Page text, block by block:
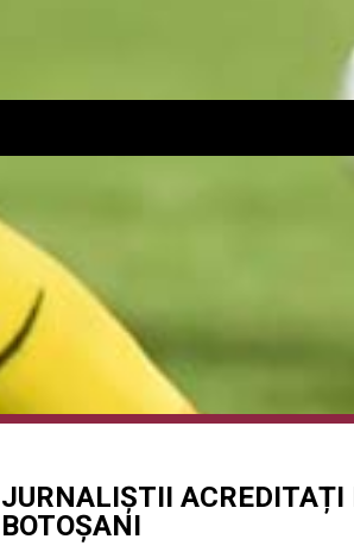
JURNALIȘTII
BOTOȘANI